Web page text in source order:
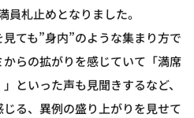
員札止めとなりました。
ても”身内”のような集まり方で
らの拡がりを感じていて「満席
といった声も見聞きするなど、
る、異例の盛り上がりを見せて